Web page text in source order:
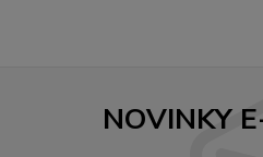
NOVINKY